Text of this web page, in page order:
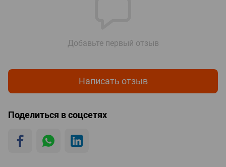
Добавьте первый отзыв
Написать отзыв
Поделиться в соцсетях